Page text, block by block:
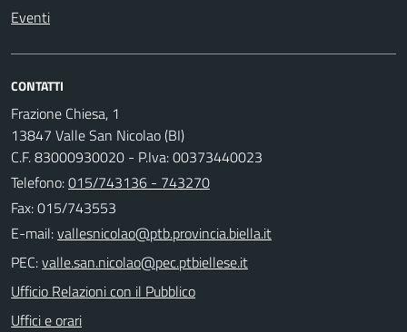
Eventi
CONTATTI
Frazione Chiesa, 1
13847 Valle San Nicolao (BI)
C.F. 83000930020 - P.Iva: 00373440023
Telefono:015/743136 - 743270
Fax: 015/743553
E-mail:
PEC:
Ufficio Relazioni con il Pubblico
Uffici e orari